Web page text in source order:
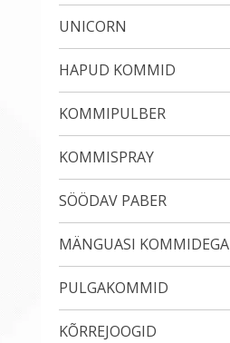
UNICORN
HAPUD KOMMID
KOMMIPULBER
KOMMISPRAY
SÖÖDAV PABER
MÄNGUASI KOMMIDEGA
PULGAKOMMID
KÕRREJOOGID